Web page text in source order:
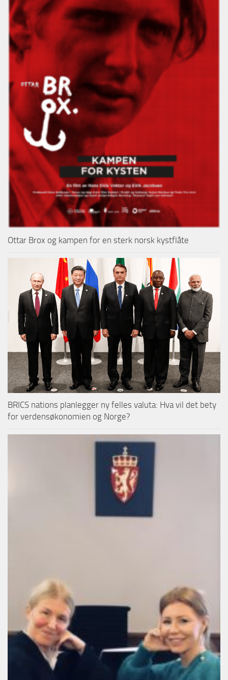
Ottar Brox og kampen for en sterk norsk kystflåte
BRICS nations planlegger ny felles valuta: Hva vil det bety
for verdensøkonomien og Norge?